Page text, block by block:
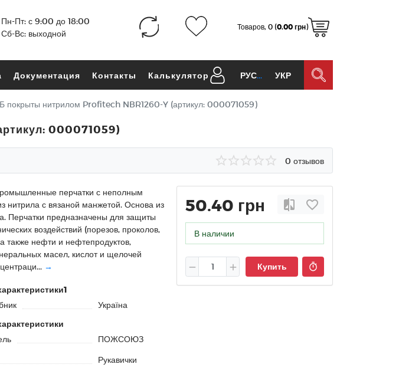
Пн-Пт: с 9:00 до 18:00
Сб-Вс: выходной
Товаров, 0 (0.00 грн)
Документация Контакты Калькулятор РУС УКР
покрыты нитрилом Profitech NBR1260-Y (артикул: 000071059)
000071059)
0 отзывов
50.40 грн
В наличии
Купить
перчатки с неполным
нитрила с вязаной манжетой. Основа из
Перчатки предназначены для защиты
воздействий (порезов, проколов,
также нефти и нефтепродуктов,
масел, кислот и щелочей
→
Україна
ПОЖСОЮЗ
Рукавички